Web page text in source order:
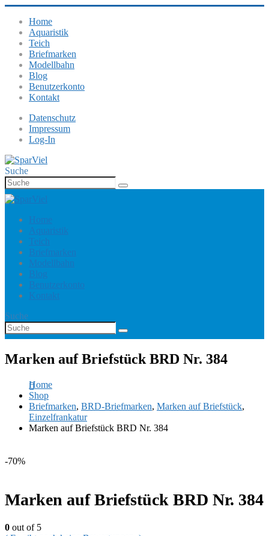
Home
Aquaristik
Teich
Briefmarken
Modellbahn
Blog
Benutzerkonto
Kontakt
Datenschutz
Impressum
Log-In
Suche
Home
Aquaristik
Teich
Briefmarken
Modellbahn
Blog
Benutzerkonto
Kontakt
Suche
Marken auf Briefstück BRD Nr. 384
Home
Shop
Briefmarken, BRD-Briefmarken, Marken auf Briefstück,
Einzelfrankatur
Marken auf Briefstück BRD Nr. 384
-70%
Marken auf Briefstück BRD Nr. 384
0 out of 5